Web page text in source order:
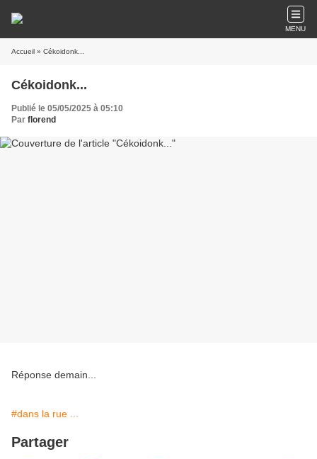
MENU
Accueil » Cékoidonk...
Cékoidonk...
Publié le 05/05/2025 à 05:10
Par florend
Réponse demain...
#dans la rue ...
Partager